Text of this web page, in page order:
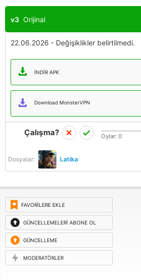
v3 Orijinal
22.06.2026 - Değişiklikler belirtilmedi.
İNDIR APK
Download MonsterVPN
Dosyalar: Latika
Çalışma? Oylar: 0
FAVORILERE EKLE
GÜNCELLEMELERI ABONE OL
GÜNCELLEME
ISTEĞI
MODERATÖRLER